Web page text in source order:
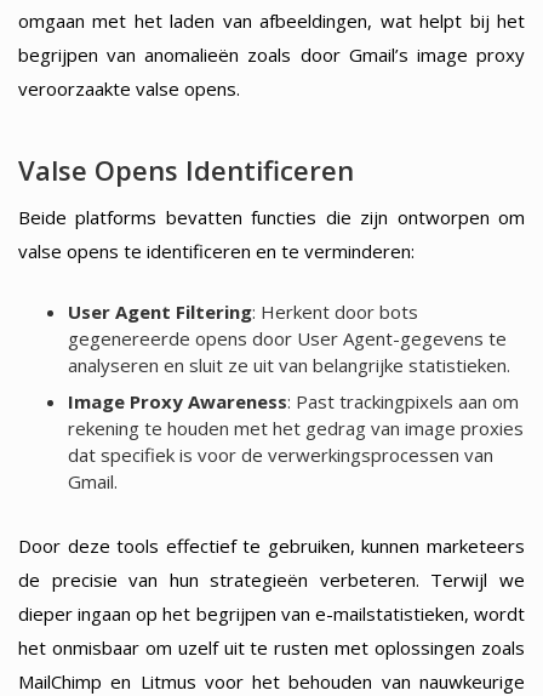
omgaan met het laden van afbeeldingen, wat helpt bij het
begrijpen van anomalieën zoals door Gmail’s image proxy
veroorzaakte valse opens.
Valse Opens Identificeren
Beide platforms bevatten functies die zijn ontworpen om
valse opens te identificeren en te verminderen:
User Agent Filtering: Herkent door bots
gegenereerde opens door User Agent-gegevens te
analyseren en sluit ze uit van belangrijke statistieken.
Image Proxy Awareness: Past trackingpixels aan om
rekening te houden met het gedrag van image proxies
dat specifiek is voor de verwerkingsprocessen van
Gmail.
Door deze tools effectief te gebruiken, kunnen marketeers
de precisie van hun strategieën verbeteren. Terwijl we
dieper ingaan op het begrijpen van e-mailstatistieken, wordt
het onmisbaar om uzelf uit te rusten met oplossingen zoals
MailChimp en Litmus voor het behouden van nauwkeurige